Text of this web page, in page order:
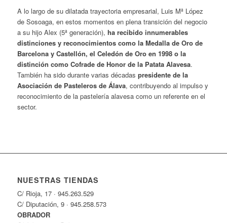
A lo largo de su dilatada trayectoria empresarial, Luis Mª López
de Sosoaga, en estos momentos en plena transición del negocio
a su hijo Alex (5ª generación), ha recibido innumerables
distinciones y reconocimientos como la Medalla de Oro de
Barcelona y Castellón, el Celedón de Oro en 1998 o la
distinción como Cofrade de Honor de la Patata Alavesa.
También ha sido durante varias décadas presidente de la
Asociación de Pasteleros de Álava, contribuyendo al impulso y
reconocimiento de la pastelería alavesa como un referente en el
sector.
NUESTRAS TIENDAS
C/ Rioja, 17 · 945.263.529
C/ Diputación, 9 · 945.258.573
OBRADOR